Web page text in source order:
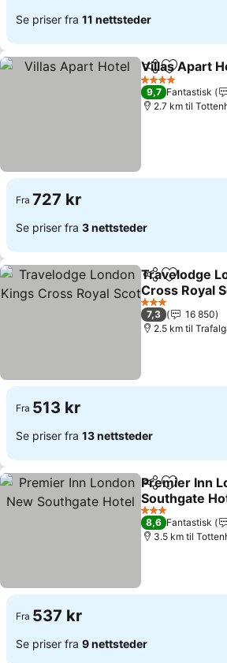
Se priser fra 11 nettsteder
Del Legg til i
Villas Apart
4 Stjerner
9,7 Fantastisk
2.7 km til
Fra 727 kr
Se priser fra 3 nettsteder
Del Legg til i
Travelodge
Cross Royal
3 Stjerner
7,3
16 850
2.5 km til
Fra 513 kr
Se priser fra 13 nettsteder
Del Legg til i
Premier Inn
Southgate
3 Stjerner
8,6 Fantastisk
3.5 km til
Fra 537 kr
Se priser fra 9 nettsteder